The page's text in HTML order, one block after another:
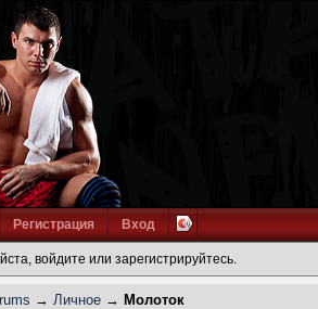
Регистрация Вход
войдите или зарегистрируйтесь.
→ Личное → Молоток